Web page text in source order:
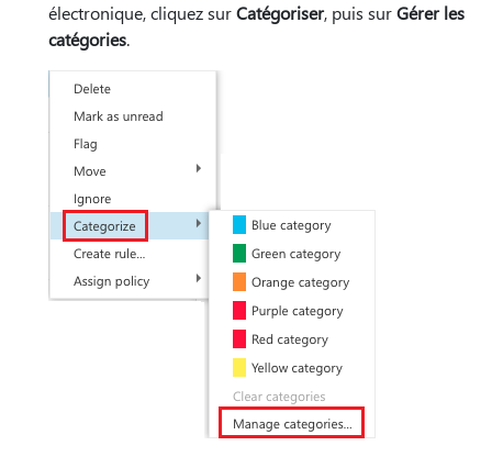
électronique, cliquez surCatégoriser, puis surGérer les
catégories.